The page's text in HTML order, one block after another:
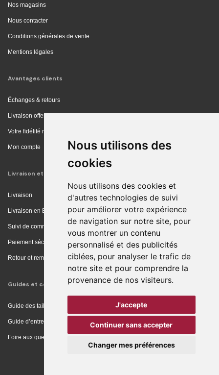
Nous utilisons des
cookies
Nous utilisons des cookies et
d'autres technologies de suivi
pour améliorer votre expérience
de navigation sur notre site, pour
vous montrer un contenu
personnalisé et des publicités
ciblées, pour analyser le trafic de
notre site et pour comprendre la
provenance de nos visiteurs.
J'accepte
Continuer sans accepter
Changer mes préférences
Nos magasins
Nous contacter
Conditions générales de vente
Mentions légales
Avantages clients
Échanges & retours
Livraison offerte en magasin
Votre fidélité récompensée
Mon compte
Livraison et achat
Livraison
Livraison en Europe
Suivi de commande
Paiement sécurisé
Retour et remboursement
Guides et conseils
Guide des tailles
Guide d’entretien
Foire aux questions